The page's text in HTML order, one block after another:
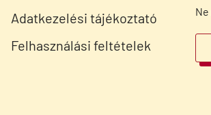
Adatkezelési tájékoztató
Felhasználási feltételek